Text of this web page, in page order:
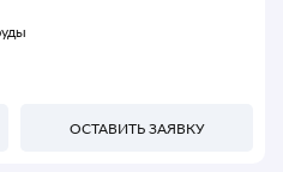
ОСТАВИТЬ ЗАЯВКУ